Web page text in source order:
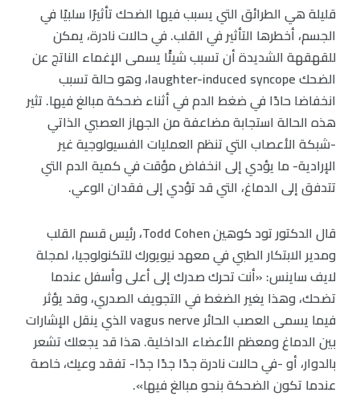
قليلة هي الطرائق التي يسبب فيها الضحك تأثيرًا سلبيًا في
الجسم، أخطرها التأثير في القلب. في حالات نادرة، يمكن
للقهقهة الشديدة أن تسبب شيئًا يسمى الإغماء الناتج عن
الضحك laughter-induced syncope، وهو حالة تسبب
انخفاضا حادًا في ضغط الدم في أثناء ضحكة مبالغ فيها. تثير
هذه الحالة استجابة مضاعفة من الجهاز العصبي الذاتي
-شبكة الأعصاب التي تنظم العمليات الفسيولوجية غير
الإرادية- ما يؤدي إلى انخفاض مؤقت في كمية الدم التي
تتدفق إلى الدماغ، التي قد تؤدي إلى فقدان الوعي.
قال الدكتور تود كوهين Todd Cohen، رئيس قسم القلب
ومدير الابتكار الطبي في معهد نيويورك للتكنولوجيا، لمجلة
لايف ساينس: «أنت تحرك صدرك إلى أعلى وأسفل عندما
تضحك، وهذا يغير الضغط في التجويف الصدري، وقد يؤثر
فيما يسمى العصب الحائر vagus nerve الذي ينقل الإشارات
بين الدماغ ومعظم الأعضاء الداخلية. هذا قد يجعلك تشعر
بالدوار، أو -في حالات نادرة جدًا جدًا جدًا- تفقد وعيك، خاصة
عندما تكون الضحكة بنحو مبالغ فيها».